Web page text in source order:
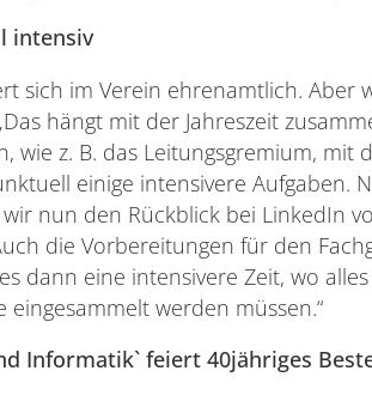
intensiv
sich im Verein ehrenamtlich. Aber
hängt mit der Jahreszeit
wie z. B. das Leitungsgremium, mit
einige intensivere Aufgaben.
nun den Rückblick bei LinkedIn
die Vorbereitungen für den
dann eine intensivere Zeit, wo
werden müssen.“
Informatik` feiert 40jähriges